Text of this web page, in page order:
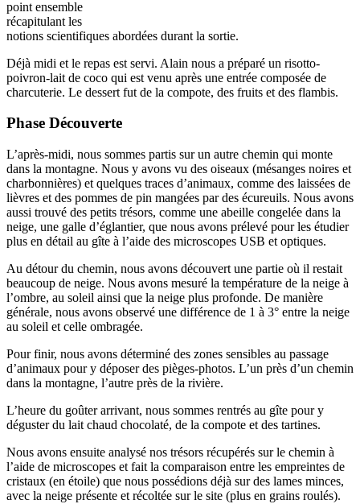
point ensemble
récapitulant les
notions scientifiques abordées durant la sortie.
Déjà midi et le repas est servi. Alain nous a préparé un risotto-
poivron-lait de coco qui est venu après une entrée composée de
charcuterie. Le dessert fut de la compote, des fruits et des flambis.
Phase Découverte
L’après-midi, nous sommes partis sur un autre chemin qui monte
dans la montagne. Nous y avons vu des oiseaux (mésanges noires et
charbonnières) et quelques traces d’animaux, comme des laissées de
lièvres et des pommes de pin mangées par des écureuils. Nous avons
aussi trouvé des petits trésors, comme une abeille congelée dans la
neige, une galle d’églantier, que nous avons prélevé pour les étudier
plus en détail au gîte à l’aide des microscopes USB et optiques.
Au détour du chemin, nous avons découvert une partie où il restait
beaucoup de neige. Nous avons mesuré la température de la neige à
l’ombre, au soleil ainsi que la neige plus profonde. De manière
générale, nous avons observé une différence de 1 à 3° entre la neige
au soleil et celle ombragée.
Pour finir, nous avons déterminé des zones sensibles au passage
d’animaux pour y déposer des pièges-photos. L’un près d’un chemin
dans la montagne, l’autre près de la rivière.
L’heure du goûter arrivant, nous sommes rentrés au gîte pour y
déguster du lait chaud chocolaté, de la compote et des tartines.
Nous avons ensuite analysé nos trésors récupérés sur le chemin à
l’aide de microscopes et fait la comparaison entre les empreintes de
cristaux (en étoile) que nous possédions déjà sur des lames minces,
avec la neige présente et récoltée sur le site (plus en grains roulés).